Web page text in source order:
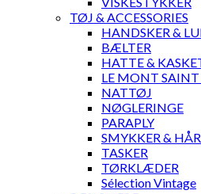
TØJ & ACCESSORIES
HANDSKER &
BÆLTER
HATTE &
LE MONT
NATTØJ
NØGLERINGE
PARAPLY
SMYKKER &
TASKER
TØRKLÆDER
Sélection Vintage